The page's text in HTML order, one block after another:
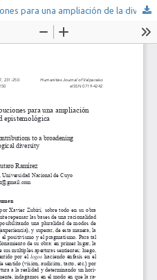
Razón y experiencia: contribuciones para una ampliación de la diversidad epistemológica